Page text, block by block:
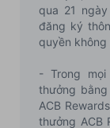
qua 21
đăng ký
quyền không
- Trong
thưởng
ACB
thưởng ACB